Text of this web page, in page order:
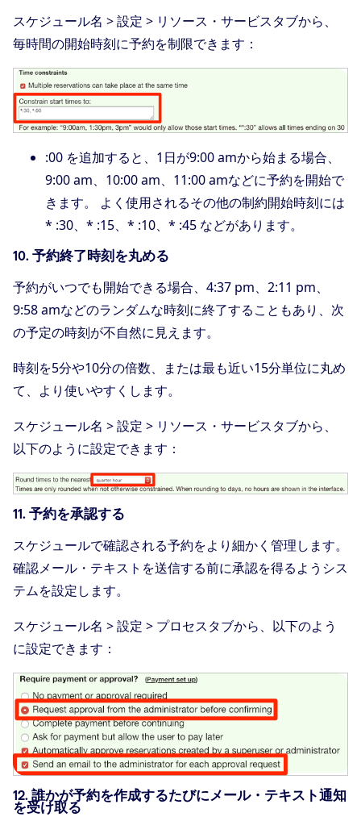
スケジュール名 > 設定 > リソース・サービスタブから、
毎時間の開始時刻に予約を制限できます：
:00 を追加すると、1日が9:00 amから始まる場合、
9:00 am、10:00 am、11:00 amなどに予約を開始で
きます。 よく使用されるその他の制約開始時刻には
* :30、* :15、* :10、* :45 などがあります。
10. 予約終了時刻を丸める
予約がいつでも開始できる場合、4:37 pm、2:11 pm、
9:58 amなどのランダムな時刻に終了することもあり、次
の予定の時刻が不自然に見えます。
時刻を5分や10分の倍数、または最も近い15分単位に丸め
て、より使いやすくします。
スケジュール名 > 設定 > リソース・サービスタブから、
以下のように設定できます：
11. 予約を承認する
スケジュールで確認される予約をより細かく管理します。
確認メール・テキストを送信する前に承認を得るようシス
テムを設定します。
スケジュール名 > 設定 > プロセスタブから、以下のよう
に設定できます：
12. 誰かが予約を作成するたびにメール・テキスト通知
を受け取る